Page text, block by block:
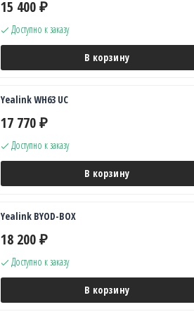
15 400 ₽
Доступно к заказу
В корзину
Yealink WH63 UC
17 770 ₽
Доступно к заказу
В корзину
Yealink BYOD-BOX
18 200 ₽
Доступно к заказу
В корзину